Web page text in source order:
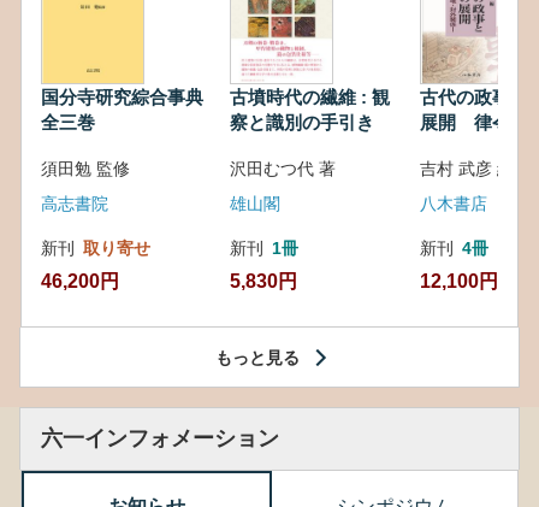
国分寺研究綜合事典
全三巻
須田勉 監修
高志書院
新刊 取り寄せ
46,200円
古墳時代の繊維 : 観
察と識別の手引き
沢田むつ代 著
雄山閣
新刊 1冊
5,830円
古代の政事と
展開 律令・
吉村 武彦 編集
八木書店
新刊 4冊
12,100円
もっと見る
六一インフォメーション